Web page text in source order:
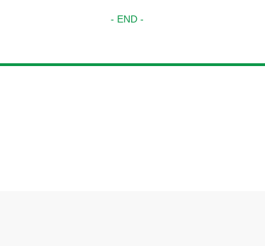
- END -